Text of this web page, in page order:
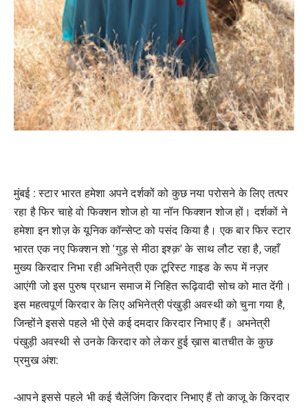
मुंबई : स्टार भारत हमेशा अपने दर्शकों को कुछ नया परोसने के लिए तत्पर
रहा है फिर चाहे वो फिक्शन शोज हो या नॉन फिक्शन शोज हों। दर्शकों ने
हमेशा इन शोज़ के यूनिक कॉन्सेप्ट को पसंद किया है। एक बार फिर स्टार
भारत एक नए फिक्शन शो 'गुड़ से मीठा इश्क़' के साथ लौट रहा है, जहाँ
मुख्य किरदार निभा रही अभिनेत्री एक टूरिस्ट गाइड के रूप में नज़र
आएंगी जो इस पुरुष प्रधान समाज में निहित रूढ़िवादी सोच को मात देंगी।
इस महत्वपूर्ण किरदार के लिए अभिनेत्री पंखुड़ी अवस्थी को चुना गया है,
जिन्होंने इससे पहले भी ऐसे कई दमदार किरदार निभाए हैं। अभनेत्री
पंखुड़ी अवस्थी से उनके किरदार को लेकर हुई ख़ास बातचीत के कुछ
प्रमुख अंश:
-आपने इससे पहले भी कई चैलेंजिंग किरदार निभाए हैं तो काजू के किरदार